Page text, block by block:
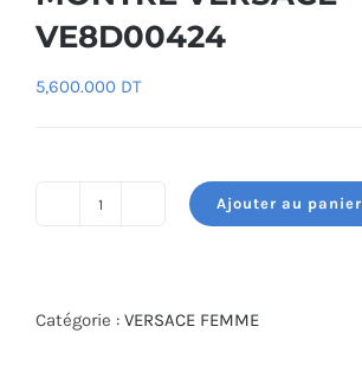
VE8D00424
5,600.000 DT
VERSACE
Ajouter au panier
Catégorie : VERSACE FEMME